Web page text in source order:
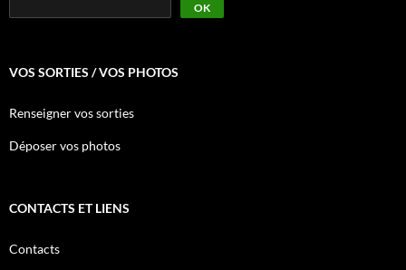
OK
VOS SORTIES / VOS PHOTOS
Renseigner vos sorties
Déposer vos photos
CONTACTS ET LIENS
Contacts